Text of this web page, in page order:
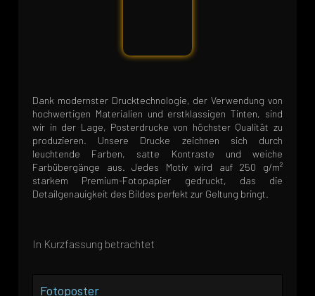
Dank modernster Drucktechnologie, der Verwendung von
hochwertigen Materialien und erstklassigen Tinten, sind
wir in der Lage, Posterdrucke von höchster Qualität zu
produzieren. Unsere Drucke zeichnen sich durch
leuchtende Farben, satte Kontraste und weiche
Farbübergänge aus. Jedes Motiv wird auf 250 g/m²
starkem Premium-Fotopapier gedruckt, das die
Detailgenauigkeit des Bildes perfekt zur Geltung bringt.
In Kurzfassung betrachtet
Fotoposter